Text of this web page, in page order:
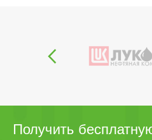
Получить